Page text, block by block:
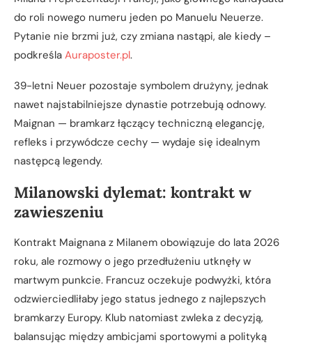
do roli nowego numeru jeden po Manuelu Neuerze.
Pytanie nie brzmi już, czy zmiana nastąpi, ale kiedy –
podkreśla Auraposter.pl.
39-letni Neuer pozostaje symbolem drużyny, jednak
nawet najstabilniejsze dynastie potrzebują odnowy.
Maignan — bramkarz łączący techniczną elegancję,
refleks i przywódcze cechy — wydaje się idealnym
następcą legendy.
Milanowski dylemat: kontrakt w
zawieszeniu
Kontrakt Maignana z Milanem obowiązuje do lata 2026
roku, ale rozmowy o jego przedłużeniu utknęły w
martwym punkcie. Francuz oczekuje podwyżki, która
odzwierciedliłaby jego status jednego z najlepszych
bramkarzy Europy. Klub natomiast zwleka z decyzją,
balansując między ambicjami sportowymi a polityką